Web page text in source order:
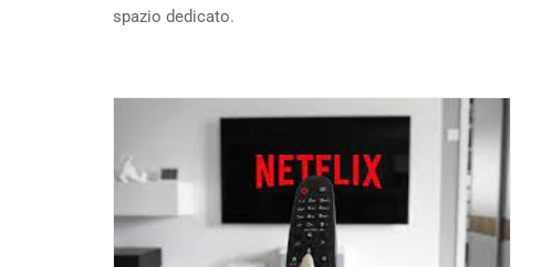
spazio dedicato.